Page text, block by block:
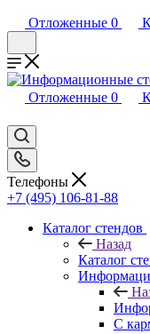
Отложенные 0
Отложенные 0
Телефоны
+7 (495) 106-81-88
Каталог стендов
Назад
Каталог
С